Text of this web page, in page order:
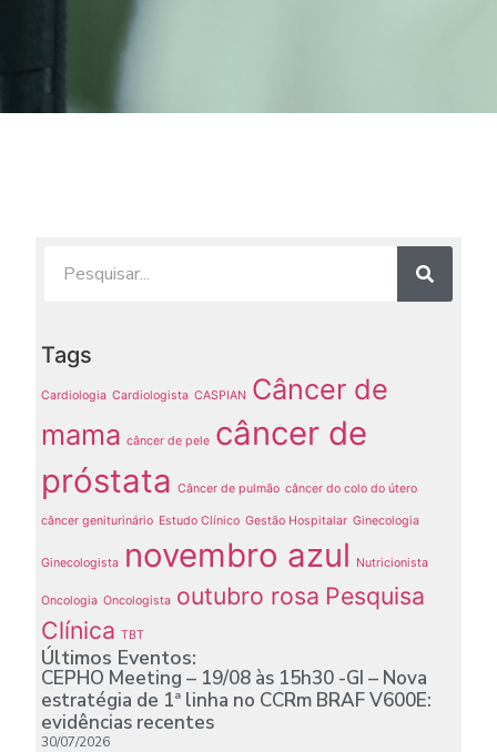
Tags
Cardiologia Cardiologista CASPIAN Câncer de
mama câncer de pele câncer de
próstata Câncer de pulmão câncer do colo do útero
câncer geniturinário Estudo Clínico Gestão Hospitalar Ginecologia
Ginecologista novembro azul Nutricionista
Oncologia Oncologista outubro rosa Pesquisa
Clínica TBT
Últimos Eventos:
CEPHO Meeting – 19/08 às 15h30 -GI – Nova
estratégia de 1ª linha no CCRm BRAF V600E:
evidências recentes
30/07/2026